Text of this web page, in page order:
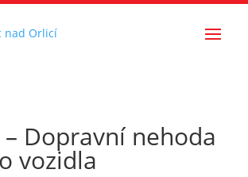
Dopravní nehoda
vozidla